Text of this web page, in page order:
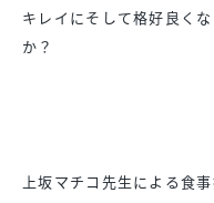
キレイにそして格好良く
か？
上坂マチコ先生による食